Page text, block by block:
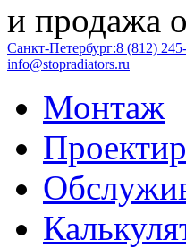
и продажа
Санкт-Петербург:8 (812)
info@stopradiators.ru
Монтаж